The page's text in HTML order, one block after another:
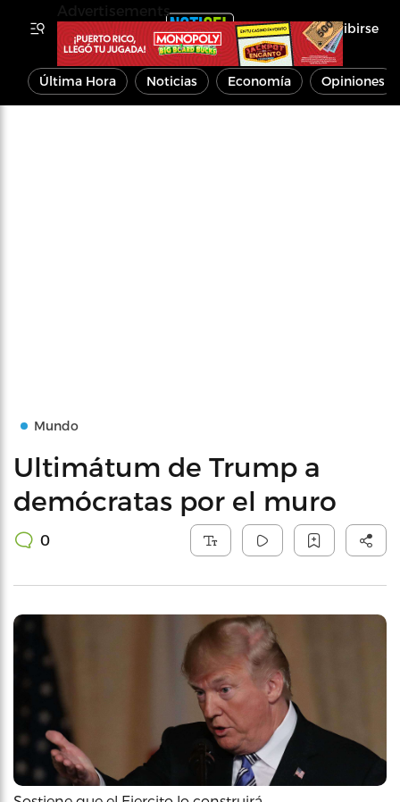
Inscribirse
Última Hora Noticias Economía Opiniones
Mundo
Ultimátum de Trump a
demócratas por el muro
0
Advertisements